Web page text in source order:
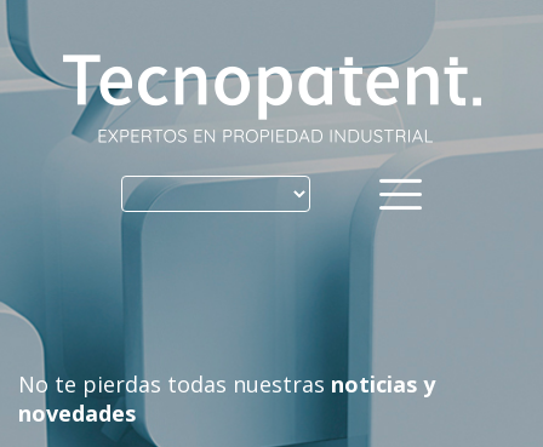
Skip
to
content
No te pierdas todas nuestras noticias y
novedades